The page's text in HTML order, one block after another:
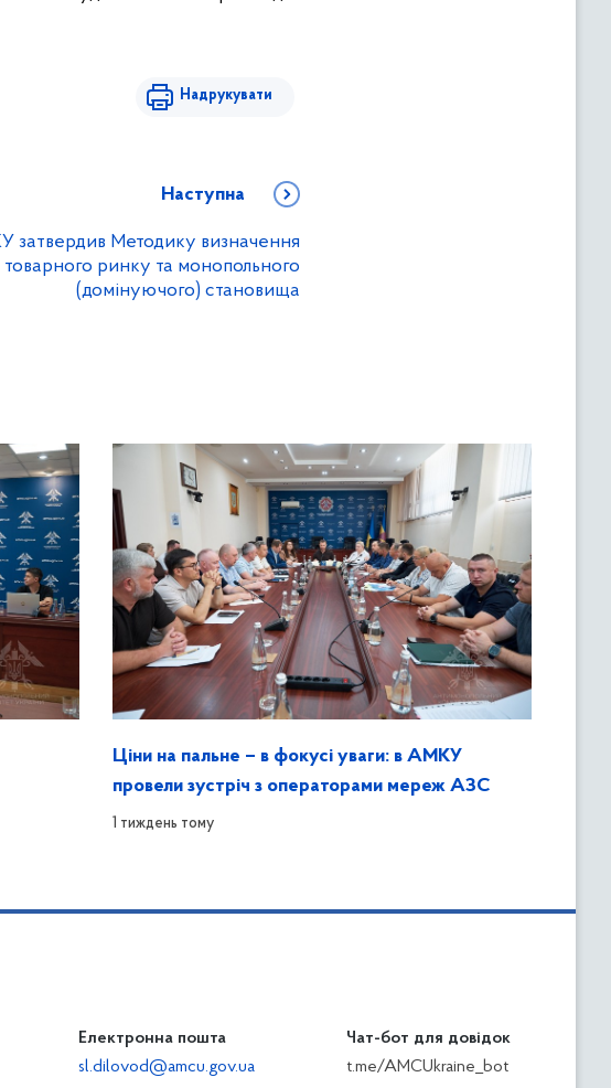
Надрукувати
Наступна
затвердив Методику визначення
товарного ринку та монопольного
(домінуючого) становища
Ціни на пальне – в фокусі уваги: в АМКУ
провели зустріч з операторами мереж АЗС
1 тиждень тому
Електронна пошта
sl.dilovod@amcu.gov.ua
Чат-бот для довідок
t.me/AMCUkraine_bot